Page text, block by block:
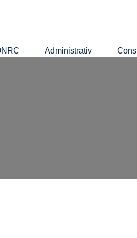
Administrativ